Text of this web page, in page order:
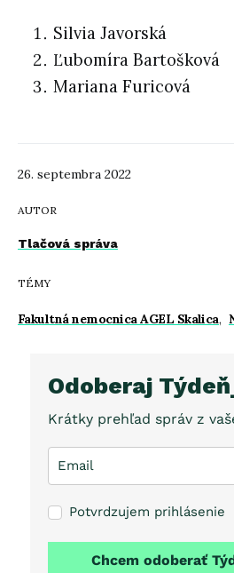
26. septembra 2022
AUTOR
Tlačová správa
TÉMY
Fakultná nemocnica AGEL Skalica,
Silvia Javorská
Ľubomíra Bartošková
Mariana Furicová
Odoberaj
Krátky prehľad správ z
Potvrdzujem prihlásenie
Chcem odoberať